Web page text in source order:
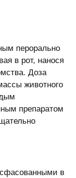
перорально
в рот, нанося
Доза
животного
препаратом
в